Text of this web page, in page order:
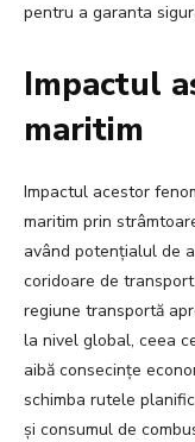
pentru a garanta
Impactul
maritim
Impactul acestor
maritim prin
având potențialul de
coridoare de
regiune transportă
la nivel global, ceea
aibă consecințe
schimba rutele
și consumul de